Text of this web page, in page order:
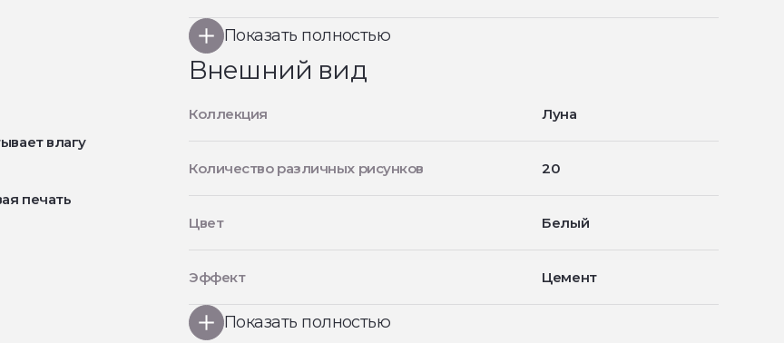
влагу
печать
Показать полностью
Внешний вид
Коллекция Луна
Количество различных рисунков 20
Цвет Белый
Эффект Цемент
Показать полностью